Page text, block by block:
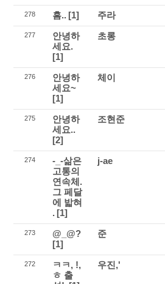
278 흠.. [1] 주라
277
안녕하
세요.
[1]
초롱
276
안녕하
세요~
[1]
체이
275
안녕하
세요..
[2]
조현준
274
-_-삶은
고통의
연속체.
그 페달
에 밟혀
. [1]
j-ae
273
@_@?
[1]
준
272
ㅋㅋ, !,
ㅎ 출
우진,'